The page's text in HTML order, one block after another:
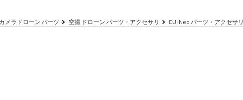
カメラドローン パーツ 空撮 ドローン パーツ・アクセサリ DJI Neo パーツ・アクセサリ